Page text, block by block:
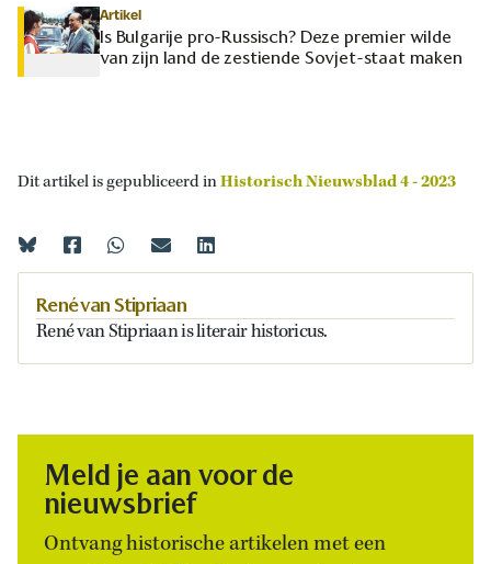
Artikel
Is Bulgarije pro-Russisch? Deze premier wilde
van zijn land de zestiende Sovjet-staat maken
Dit artikel is gepubliceerd inHistorisch Nieuwsblad 4 - 2023
René van Stipriaan
René van Stipriaan is literair historicus.
Meld je aan voor de
nieuwsbrief
Ontvang historische artikelen met een